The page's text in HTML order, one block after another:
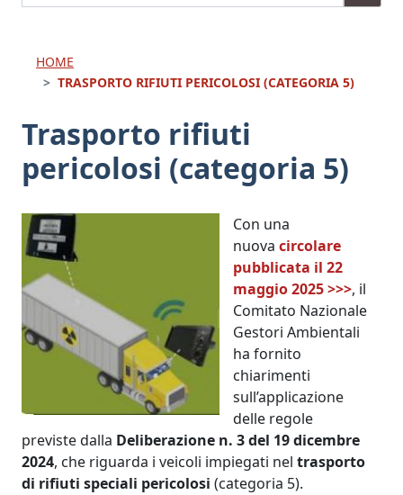
HOME
TRASPORTO RIFIUTI PERICOLOSI (CATEGORIA 5)
Trasporto rifiuti
pericolosi (categoria 5)
Con una
nuova circolare
pubblicata il 22
maggio 2025 >>>, il
Comitato Nazionale
Gestori Ambientali
ha fornito
chiarimenti
sull’applicazione
delle regole
previste dalla Deliberazione n. 3 del 19 dicembre
2024, che riguarda i veicoli impiegati nel trasporto
di rifiuti speciali pericolosi (categoria 5).